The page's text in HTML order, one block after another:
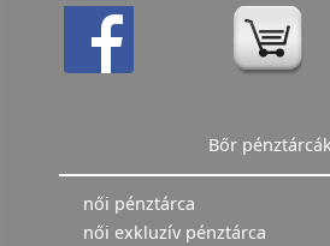
Bőr
női pénztárca
női exkluzív pénztárca